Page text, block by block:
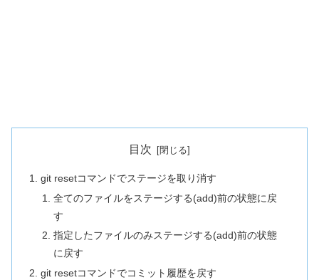
目次
git resetコマンドでステージを取り消す
全てのファイルをステージする(add)前の状態に戻
す
指定したファイルのみステージする(add)前の状態
に戻す
git resetコマンドでコミット履歴を戻す